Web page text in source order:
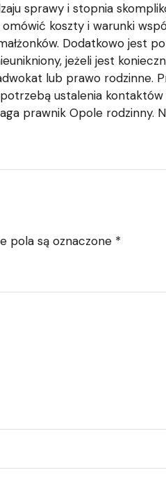
sprawy i stopnia
koszty i warunki
Dodatkowo jest
jeżeli jest
lub prawo rodzinne.
ustalenia
prawnik Opole rodzinny.
pola są oznaczone *